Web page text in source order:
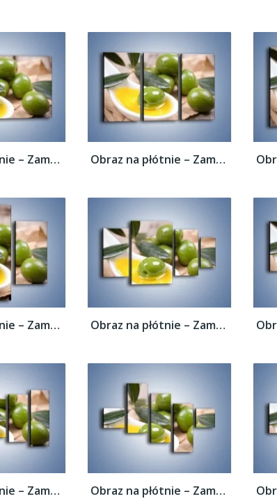
Obraz na płótnie – Zamoczone oliwki –... Obraz na płótnie – Zamoczone oliwki –...
Obraz na płótnie – Zamoczone oliwki –... Obraz na płótnie – Zamoczone oliwki –...
Obraz na płótnie – Zamoczone oliwki –... Obraz na płótnie – Zamoczone oliwki –...